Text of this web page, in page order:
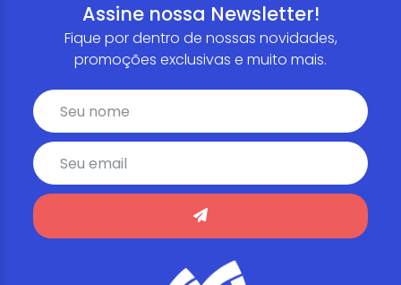
Assine nossa Newsletter!
Fique por dentro de nossas novidades,
promoções exclusivas e muito mais.